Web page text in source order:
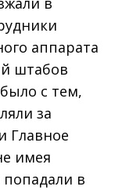
аппарата
штабов
с тем,
за
Главное
имея
в